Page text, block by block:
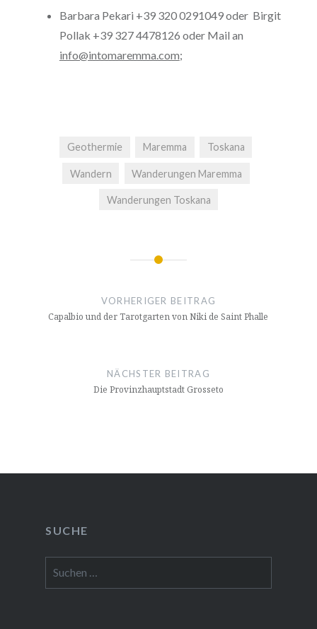
Barbara Pekari +39 320 0291049 oder Birgit
Pollak +39 327 4478126 oder Mail an
info@intomaremma.com;
Geothermie Maremma Toskana
Wandern Wanderungen Maremma
Wanderungen Toskana
Beitragsnavigation
VORHERIGER BEITRAG
Capalbio und der Tarotgarten von Niki de Saint Phalle
NÄCHSTER BEITRAG
Die Provinzhauptstadt Grosseto
SUCHE
nach: